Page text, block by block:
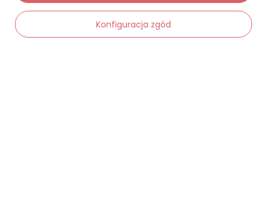
Status zamówienia
Śledzenie przesyłkiKonfiguracja zgód